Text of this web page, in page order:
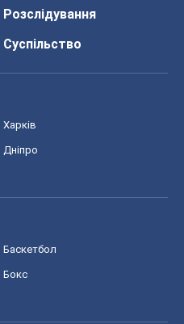
Розслідування
Суспільство
Харків
Дніпро
Баскетбол
Бокс